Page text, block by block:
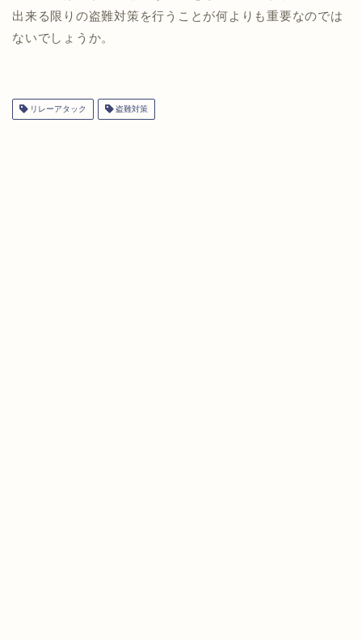
出来る限りの盗難対策を行うことが何よりも重要なのでは
ないでしょうか。
リレーアタック 盗難対策